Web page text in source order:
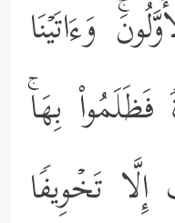
وَءَاتَیۡنَا
فَظَلَمُواْ بِهَاۚ
إِلَّا تَخۡوِیفࣰا